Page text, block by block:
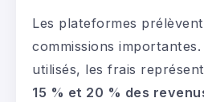
Les plateformes
commissions
utilisés, les frais
15 % et 20 % des